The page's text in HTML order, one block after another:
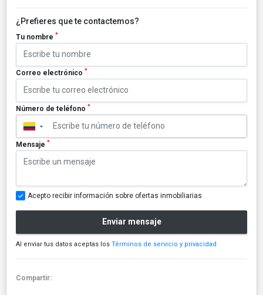
¿Prefieres que te contactemos?
Tu nombre *
Correo electrónico *
Número de teléfono *
▼
Mensaje *
Acepto recibir información sobre ofertas inmobiliarias
Enviar mensaje
Al enviar tus datos aceptas los Términos de servicio y privacidad
Compartir: